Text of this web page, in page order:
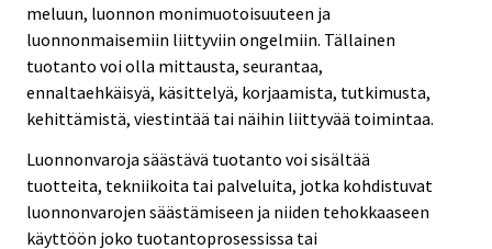
meluun, luonnon monimuotoisuuteen ja
luonnonmaisemiin liittyviin ongelmiin. Tällainen
tuotanto voi olla mittausta, seurantaa,
ennaltaehkäisyä, käsittelyä, korjaamista, tutkimusta,
kehittämistä, viestintää tai näihin liittyvää toimintaa.
Luonnonvaroja säästävä tuotanto voi sisältää
tuotteita, tekniikoita tai palveluita, jotka kohdistuvat
luonnonvarojen säästämiseen ja niiden tehokkaaseen
käyttöön joko tuotantoprosessissa tai